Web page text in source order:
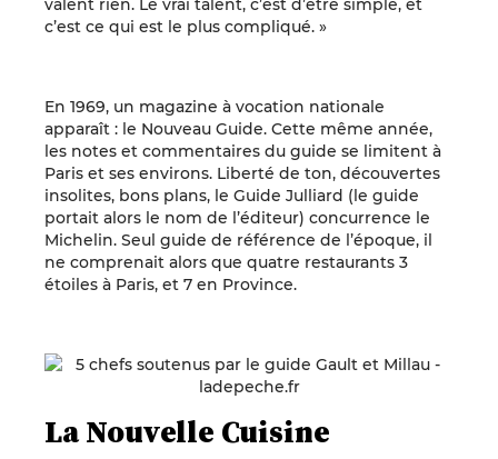
valent rien. Le vrai talent, c’est d’être simple, et
c’est ce qui est le plus compliqué. »
En 1969, un magazine à vocation nationale
apparaît : le Nouveau Guide. Cette même année,
les notes et commentaires du guide se limitent à
Paris et ses environs. Liberté de ton, découvertes
insolites, bons plans, le Guide Julliard (le guide
portait alors le nom de l’éditeur) concurrence le
Michelin. Seul guide de référence de l’époque, il
ne comprenait alors que quatre restaurants 3
étoiles à Paris, et 7 en Province.
La Nouvelle Cuisine